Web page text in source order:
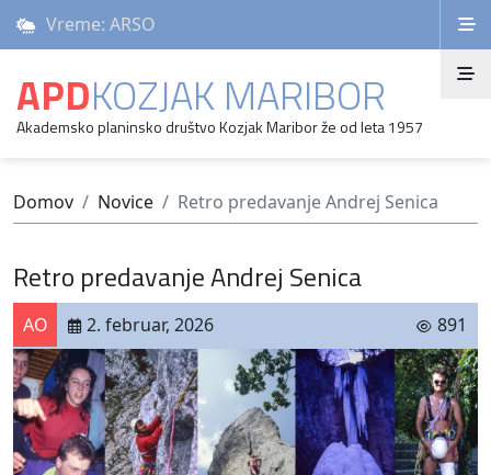
Vreme: ARSO
APDKOZJAK MARIBOR
Akademsko planinsko društvo Kozjak Maribor že od leta 1957
Domov Novice Retro predavanje Andrej Senica
Retro predavanje Andrej Senica
AO 2. februar, 2026 891